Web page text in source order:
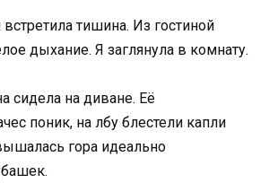
тишина. Из гостиной
дыхание. Я заглянула в комнату.
сидела на диване. Её
поник, на лбу блестели капли
гора идеально